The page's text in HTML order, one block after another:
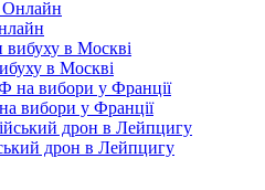
в Москві
вибори у Франції
дрон в Лейпцигу